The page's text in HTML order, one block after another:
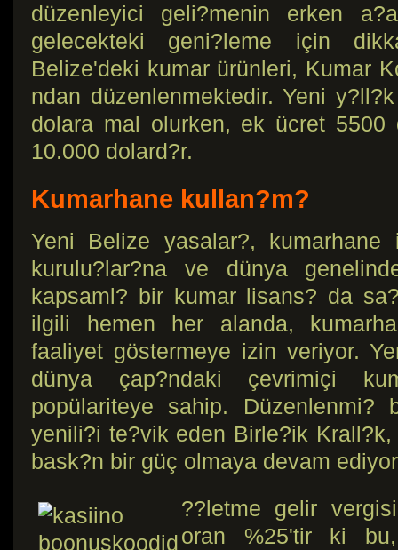
düzenleyici geli?menin erken
gelecekteki geni?leme için
Belize'deki kumar ürünleri, Kumar
ndan düzenlenmektedir. Yeni
dolara mal olurken, ek ücret 5500
10.000 dolard?r.
Kumarhane kullan?m?
Yeni Belize yasalar?, kumarhane
kurulu?lar?na ve dünya
kapsaml? bir kumar lisans? da
ilgili hemen her alanda,
faaliyet göstermeye izin veriyor.
dünya çap?ndaki çevrimiçi
popülariteye sahip. Düzenlenmi?
yenili?i te?vik eden Birle?ik
bask?n bir güç olmaya devam
??letme gelir
oran %25'tir ki